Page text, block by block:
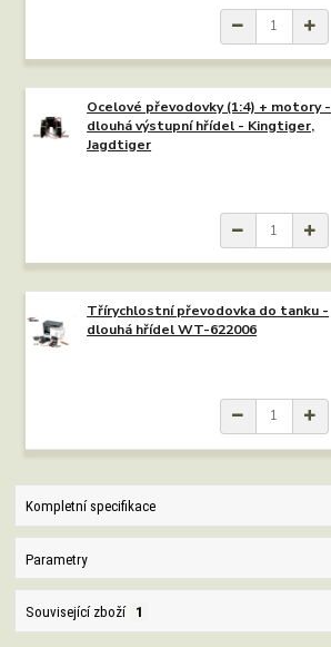
Ocelové převodovky (1:4) + motory -
dlouhá výstupní hřídel - Kingtiger,
Jagdtiger
Třírychlostní převodovka do tanku -
dlouhá hřídel WT-622006
Kompletní specifikace
Parametry
Související zboží 1